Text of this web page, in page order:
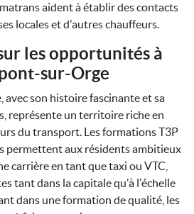
aident à établir des contacts
locales et d'autres chauffeurs.
les opportunités à
sur-Orge
son histoire fascinante et sa
représente un territoire riche en
du transport. Les formations T3P
permettent aux résidents ambitieux
carrière en tant que taxi ou VTC,
tant dans la capitale qu'à l'échelle
dans une formation de qualité, les